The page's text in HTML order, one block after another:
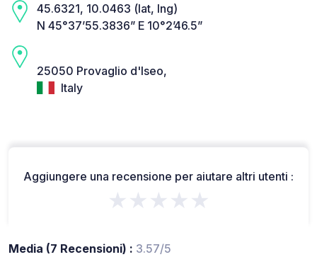
45.6321, 10.0463 (lat, lng)
N 45°37’55.3836” E 10°2’46.5”
25050 Provaglio d'Iseo,
Italy
Aggiungere una recensione per aiutare altri utenti :
★★★★★
Media (7 Recensioni) : 3.57/5